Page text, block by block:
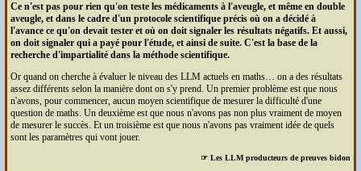
Ce n'est pas pour rien qu'on teste les médicaments à l'aveugle, et même en double
aveugle, et dans le cadre d'un protocole scientifique précis où on a décidé à
l'avance ce qu'on devait tester et où on doit signaler les résultats négatifs. Et aussi,
on doit signaler qui a payé pour l'étude, et ainsi de suite. C'est la base de la
recherche d'impartialité dans la méthode scientifique.
Or quand on cherche à évaluer le niveau des LLMactuels en maths… on a des résultats
assez différents selon la manière dont on s'y prend. Un premier problème est que nous
n'avons, pour commencer, aucun moyen scientifique de mesurer la difficulté d'une
question de maths. Un deuxième est que nous n'avons pas non plus vraiment de moyen
de mesurer le succès. Et un troisième est que nous n'avons pas vraiment idée de quels
sont les paramètres qui vont jouer.
☞ LesLLM producteurs de preuves bidon